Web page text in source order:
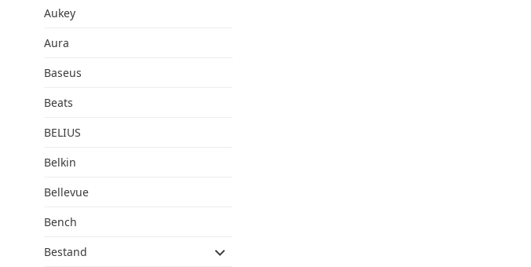
Aukey
Aura
Baseus
Beats
BELIUS
Belkin
Bellevue
Bench
Bestand